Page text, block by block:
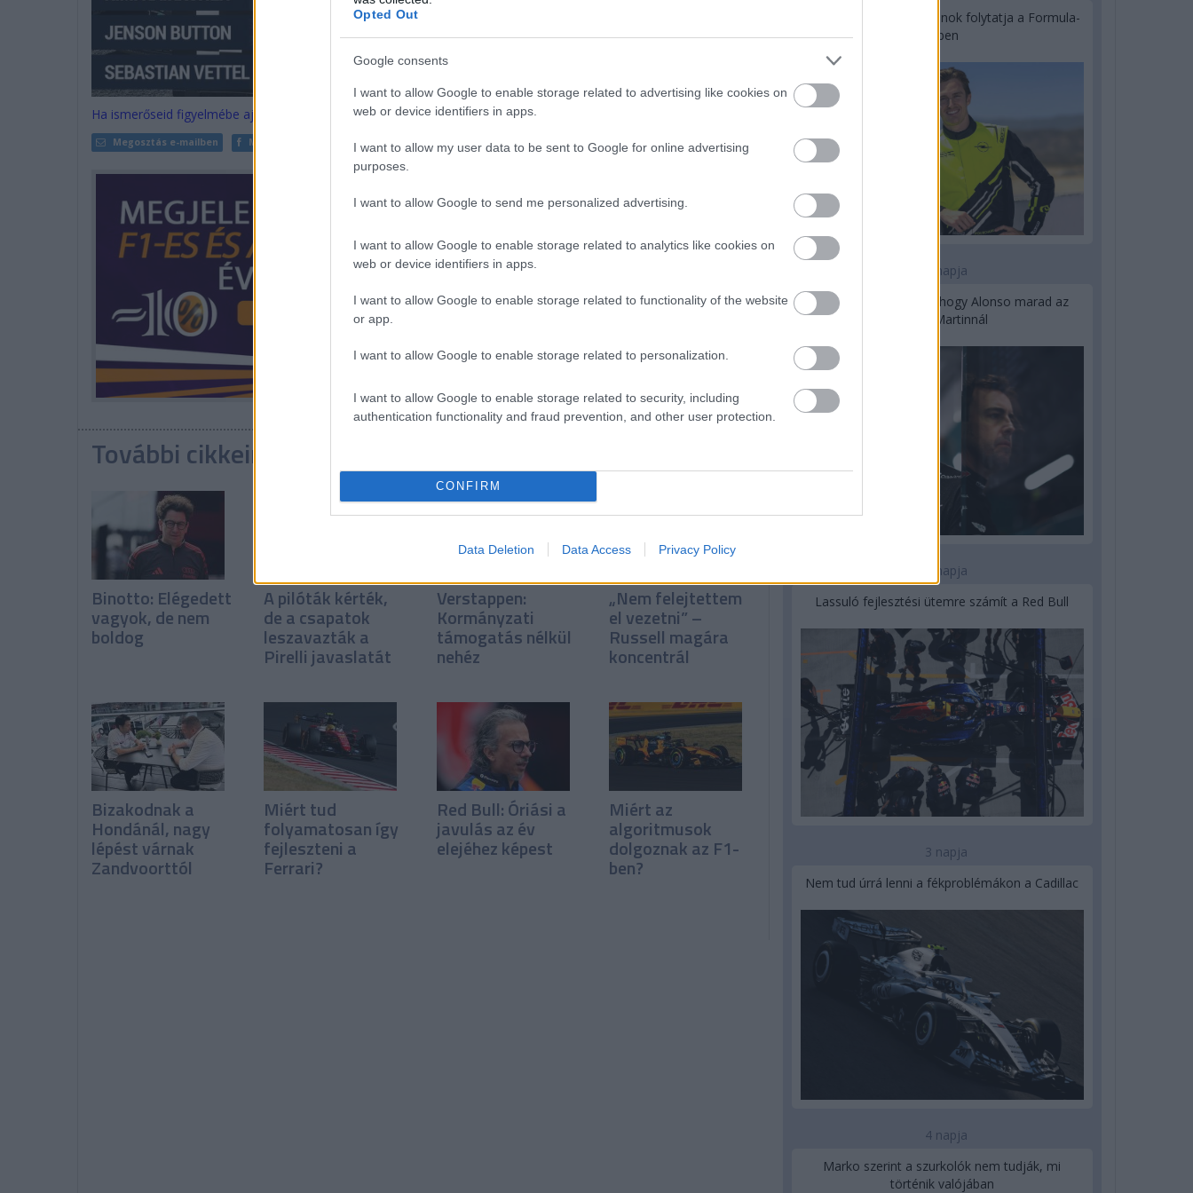
Opted Out
Google consents
I want to allow Google to enable storage related to advertising like cookies on
web or device identifiers in apps.
I want to allow my user data to be sent to Google for online advertising
purposes.
I want to allow Google to send me personalized advertising.
I want to allow Google to enable storage related to analytics like cookies on
web or device identifiers in apps.
I want to allow Google to enable storage related to functionality of the website
or app.
I want to allow Google to enable storage related to personalization.
I want to allow Google to enable storage related to security, including
authentication functionality and fraud prevention, and other user protection.
CONFIRM
Data Deletion Data Access Privacy Policy
Ha ismerőseid figyelmébe ajánlanád a cikket, megteheted az alábbi gombokkal:
Megosztás e-mailben Megosztás Facebookon
További cikkeink a témában
Binotto: Elégedett
vagyok, de nem
boldog
A pilóták kérték,
de a csapatok
leszavazták a
Pirelli javaslatát
Verstappen:
Kormányzati
támogatás nélkül
nehéz
„Nem felejtettem
el vezetni” –
Russell magára
koncentrál
Bizakodnak a
Hondánál, nagy
lépést várnak
Zandvoorttól
Miért tud
folyamatosan így
fejleszteni a
Ferrari?
Red Bull: Óriási a
javulás az év
elejéhez képest
Miért az
algoritmusok
dolgoznak az F1-
ben?
Újabb korábbi F2-es bajnok folytatja a Formula-
E-ben
2 napja
Newey biztos benne, hogy Alonso marad az
Aston Martinnál
3 napja
Lassuló fejlesztési ütemre számít a Red Bull
3 napja
Nem tud úrrá lenni a fékproblémákon a Cadillac
4 napja
Marko szerint a szurkolók nem tudják, mi
történik valójában